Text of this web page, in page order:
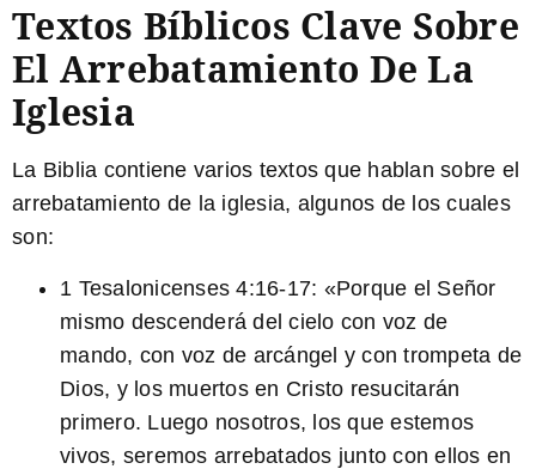
Textos Bíblicos Clave Sobre
El Arrebatamiento De La
Iglesia
La Biblia contiene varios textos que hablan sobre el
arrebatamiento de la iglesia, algunos de los cuales
son:
1 Tesalonicenses 4:16-17: «Porque el Señor
mismo descenderá del cielo con voz de
mando, con voz de arcángel y con trompeta de
Dios, y los muertos en Cristo resucitarán
primero. Luego nosotros, los que estemos
vivos, seremos arrebatados junto con ellos en